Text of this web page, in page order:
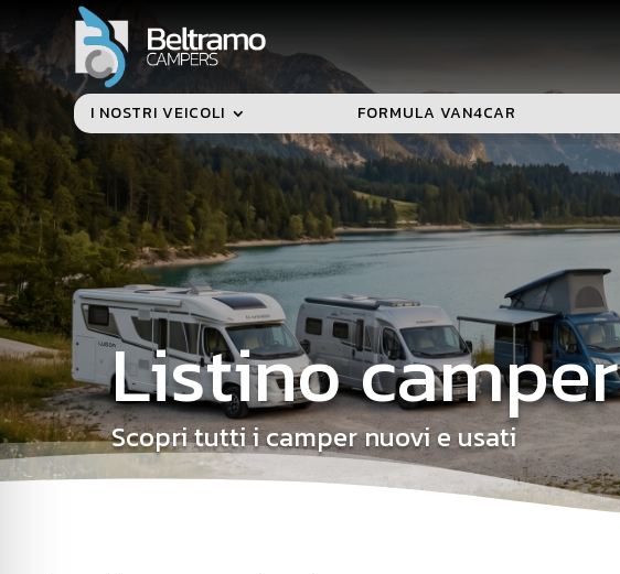
I NOSTRI VEICOLI FORMULA VAN4CAR
Listino camper
Scopri tutti i camper nuovi e usati